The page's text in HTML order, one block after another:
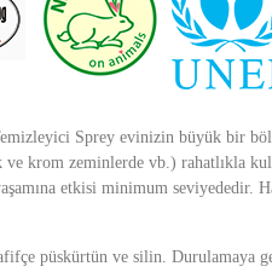
Sprey evinizin büyük bir
krom zeminlerde vb.) rahatlıkla
etkisi minimum seviyededir.
püskürtün ve silin. Durulamaya